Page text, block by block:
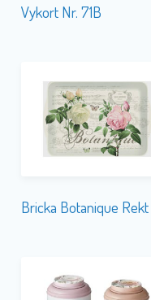
Vykort Nr. 71B
Bricka Botanique Rekt